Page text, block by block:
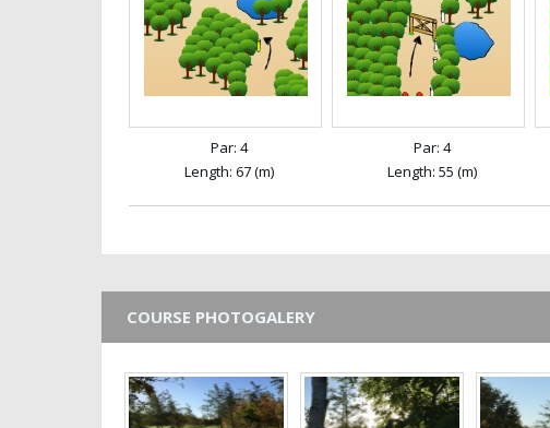
Par: 4
Length: 67 (m)
Par: 4
Length: 55 (m)
COURSE PHOTOGALERY